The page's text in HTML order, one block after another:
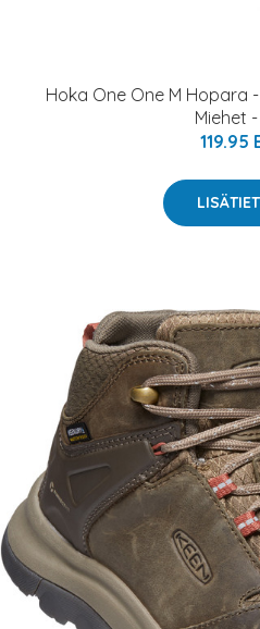
Hoka One One M Hopara
Miehet -
119.95